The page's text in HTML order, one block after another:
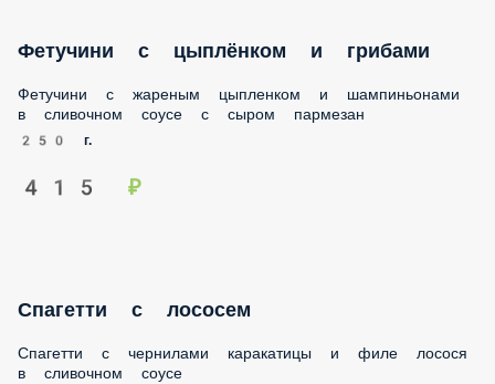
Фетучини с цыплёнком и грибами
Фетучини с жареным цыпленком и шампиньонами в
сливочном соусе с сыром пармезан
250 г.
415 ₽
Спагетти с лососем
Спагетти с чернилами каракатицы и филе лосося в
сливочном соусе